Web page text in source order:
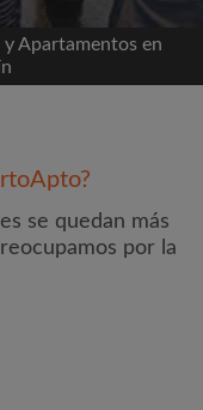
Apartamentos en
se quedan más
por la